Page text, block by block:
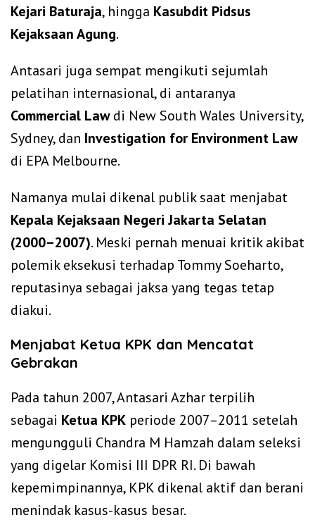
Kejari Baturaja, hingga Kasubdit Pidsus
Kejaksaan Agung.
Antasari juga sempat mengikuti sejumlah
pelatihan internasional, di antaranya
Commercial Lawdi New South Wales University,
Sydney, dan Investigation for Environment Law
di EPA Melbourne.
Namanya mulai dikenal publik saat menjabat
Kepala Kejaksaan Negeri Jakarta Selatan
(2000–2007). Meski pernah menuai kritik akibat
polemik eksekusi terhadap Tommy Soeharto,
reputasinya sebagai jaksa yang tegas tetap
diakui.
Menjabat Ketua KPK dan Mencatat
Gebrakan
Pada tahun 2007, Antasari Azhar terpilih
sebagai Ketua KPK periode 2007–2011 setelah
mengungguli Chandra M Hamzah dalam seleksi
yang digelar Komisi III DPR RI. Di bawah
kepemimpinannya, KPK dikenal aktif dan berani
menindak kasus-kasus besar.